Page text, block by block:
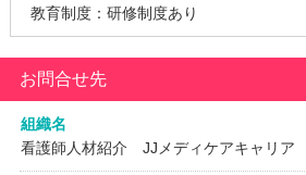
教育制度：研修制度あり
お問合せ先
組織名
看護師人材紹介 JJメディケアキャリア